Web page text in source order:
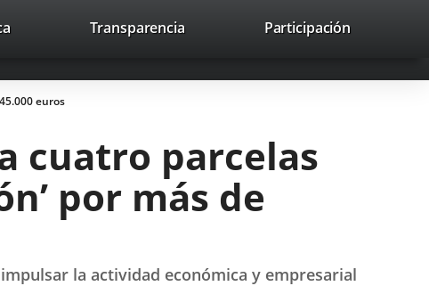
avaHeaderSocial
Enlace
una
Enlace
una
Enlace
una
Buscar
Enlace
aplicación
externa.
Transparencia Participación
euros
cuatro parcelas
por más de
la actividad económica y empresarial